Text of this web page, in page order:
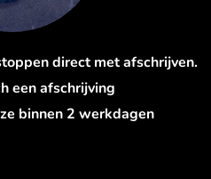
direct met afschrijven.
een afschrijving
binnen 2 werkdagen